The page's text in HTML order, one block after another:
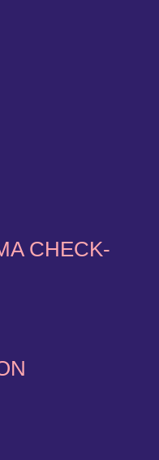
CHECK-